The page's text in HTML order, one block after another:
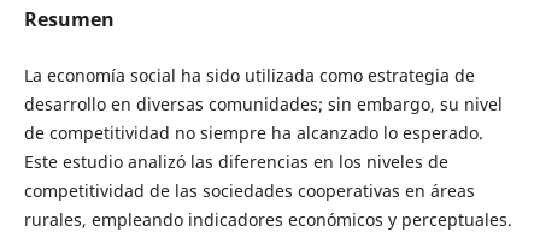
Resumen
La economía social ha sido utilizada como estrategia de
desarrollo en diversas comunidades; sin embargo, su nivel
de competitividad no siempre ha alcanzado lo esperado.
Este estudio analizó las diferencias en los niveles de
competitividad de las sociedades cooperativas en áreas
rurales, empleando indicadores económicos y perceptuales.